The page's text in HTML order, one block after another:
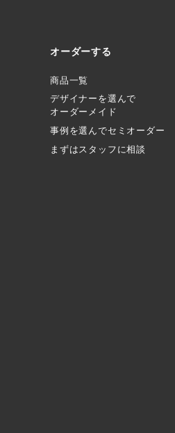
オーダーする
商品一覧
デザイナーを選んで
オーダーメイド
事例を選んでセミオーダー
まずはスタッフに相談